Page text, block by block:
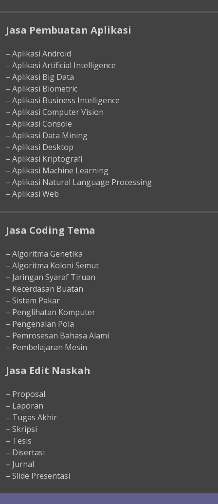
Jasa Pembuatan Aplikasi
– Aplikasi Android
– Aplikasi Artificial Intelligence
– Aplikasi Big Data
– Aplikasi Biometric
– Aplikasi Business Intelligence
– Aplikasi Computer Vision
– Aplikasi Console
– Aplikasi Data Mining
– Aplikasi Desktop
– Aplikasi Kriptografi
– Aplikasi Machine Learning
– Aplikasi Natural Language Processing
– Aplikasi Web
Jasa Coding Tema
– Algoritma Genetika
– Algoritma Koloni Semut
– Jaringan Syaraf Tiruan
– Kecerdasan Buatan
– Sistem Pakar
– Penglihatan Komputer
– Pengenalan Pola
– Pemrosesan Bahasa Alami
– Pembelajaran Mesin
Jasa Edit Naskah
– Proposal
– Laporan
– Tugas Akhir
– Skripsi
– Tesis
– Disertasi
– Jurnal
– Slide Presentasi